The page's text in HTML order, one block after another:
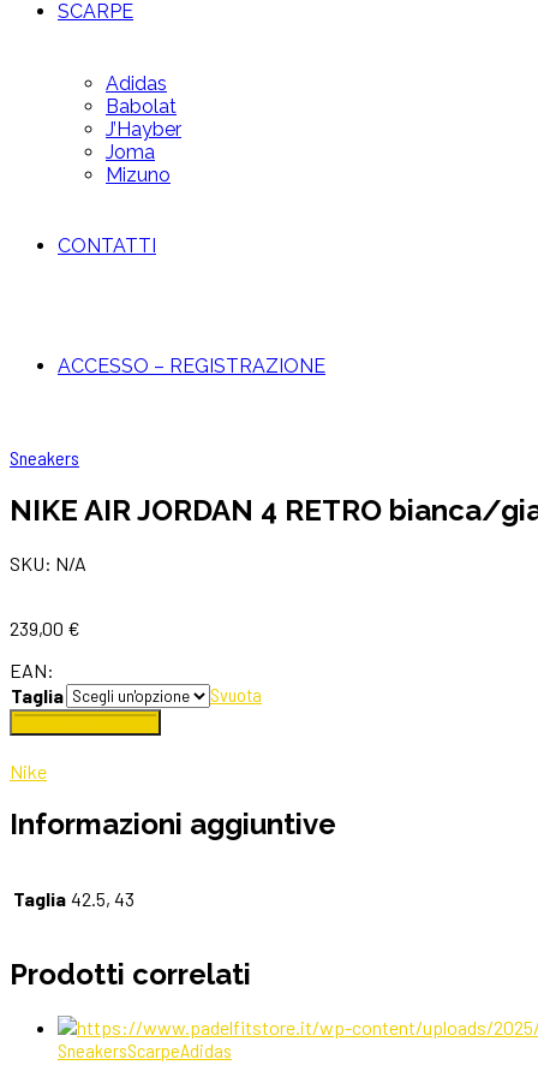
SCARPE
Adidas
Babolat
J’Hayber
Joma
Mizuno
CONTATTI
ACCESSO – REGISTRAZIONE
Sneakers
NIKE AIR JORDAN 4 RETRO bianca/
SKU: N/A
239,00 €
EAN:
Taglia
Svuota
Aggiungi al carrello
Nike
Informazioni aggiuntive
Taglia 42.5, 43
Prodotti correlati
SneakersScarpeAdidas